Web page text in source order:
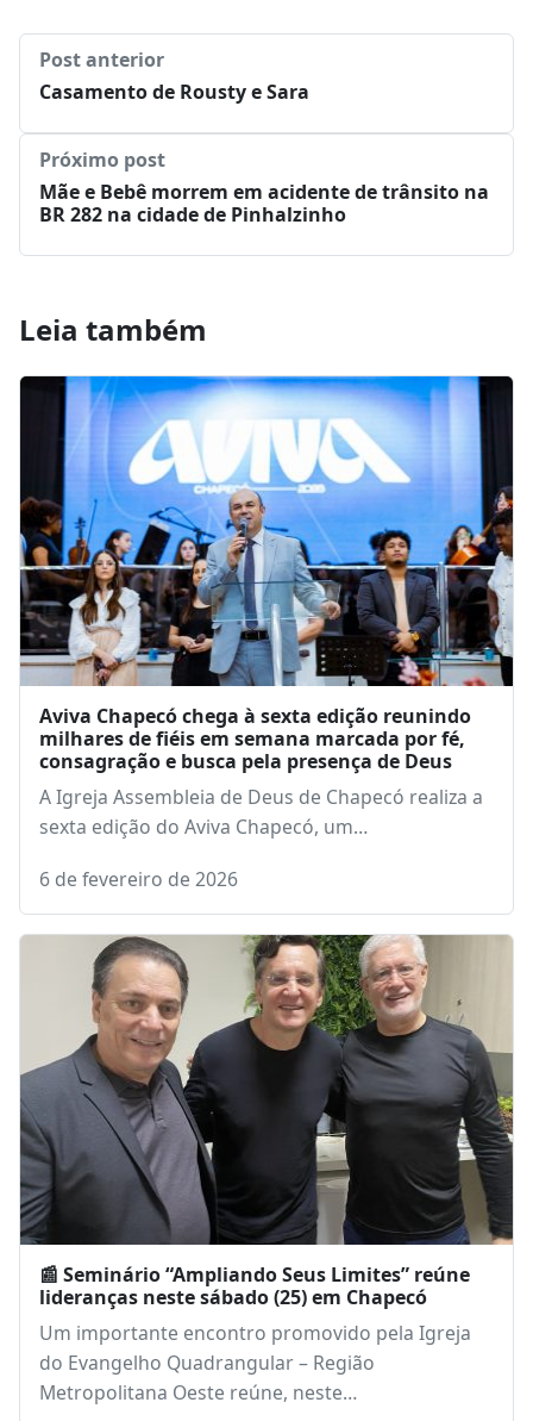
destaques
Compartilhar:
Facebook
Post anterior
Mãe e Bebê morrem em acidente de trânsito na
BR 282 na cidade de Pinhalzinho
Leia também
Aviva Chapecó chega à sexta edição reunindo
milhares de fiéis em semana marcada por fé,
consagração e busca pela presença de Deus
A Igreja Assembleia de Deus de Chapecó realiza a
sexta edição do Aviva Chapecó, um…
6 de fevereiro de 2026